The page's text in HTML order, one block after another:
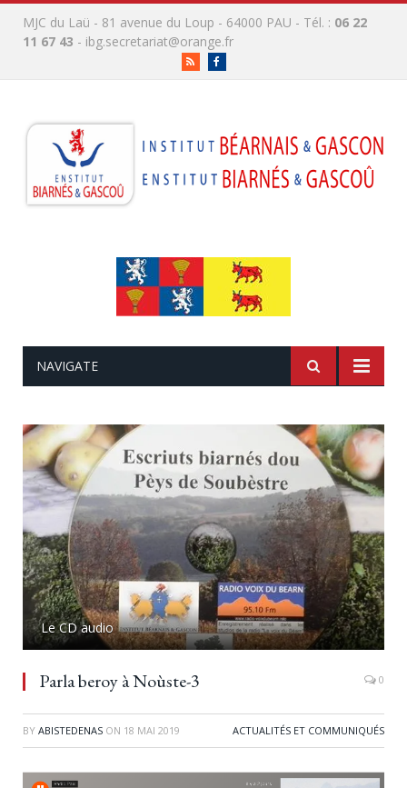
MJC du Laü - 81 avenue du Loup - 64000 PAU - Tél. : 06 22
11 67 43 - ibg.secretariat@orange.fr
RSS
NAVIGATE
Le CD audio
Parla beroy à Noùste-3 0
BY ABISTEDENAS ON 18 MAI 2019 ACTUALITÉS ET COMMUNIQUÉS